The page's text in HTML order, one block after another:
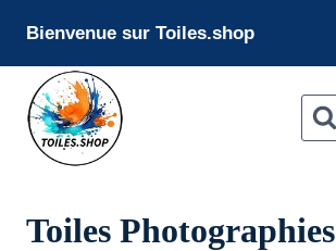
contenu
Bienvenue sur Toiles.shop
Toiles Photographies